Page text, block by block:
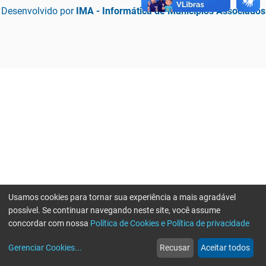
Desenvolvido por IMA - Informática de Municípios Associados
web
Notícias
more_horiz
Mais
Usamos cookies para tornar sua experiência a mais agradável
possível. Se continuar navegando neste site, você assume
concordar com nossa Política de Cookies e Política de privacidade
Gerenciar Cookies... Recusar Aceitar todos
Erro ao enviar informações, por favor tente novamente